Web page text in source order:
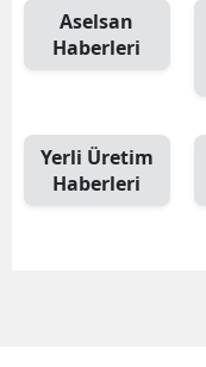
Aselsan
Haberleri
Yerli Üretim
Haberleri